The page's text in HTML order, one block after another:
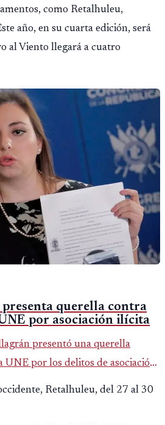
como Retalhuleu,
año, en su cuarta edición, será
al Viento llegará a cuatro
querella contra
por asociación ilícita
presentó una querella
UNE por los delitos de asociación
Retalhuleu, del 27 al 30